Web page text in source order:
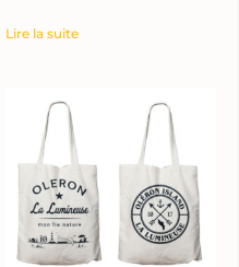
Lire la suite